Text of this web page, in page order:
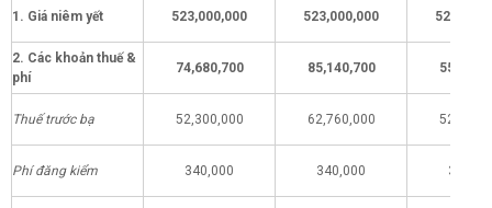
1. Giá niêm yết 523,000,000 523,000,000
2. Các khoản thuế &
phí
74,680,700 85,140,700
Thuế trước bạ 52,300,000 62,760,000
Phí đăng kiểm 340,000 340,000